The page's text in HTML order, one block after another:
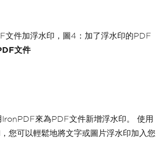
文件加浮水印，圖4：加了浮水印的PDF
文件
來為PDF文件新增浮水印。 使用
您可以輕鬆地將文字或圖片浮水印加入您